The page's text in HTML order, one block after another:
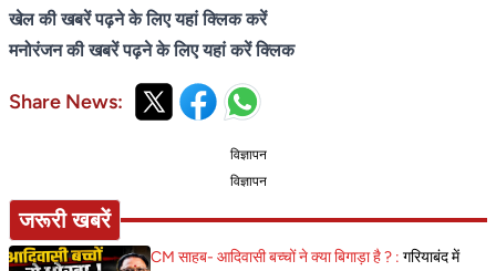
खेल की खबरें पढ़ने के लिए यहां क्लिक करें
मनोरंजन की खबरें पढ़ने के लिए यहां करें क्लिक
Share News:
विज्ञापन
विज्ञापन
जरूरी खबरें
CM साहब- आदिवासी बच्चों ने क्या बिगाड़ा है ? : गरियाबंद में